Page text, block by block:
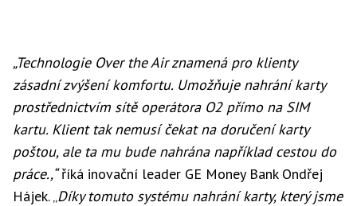
„Technologie Over the Air znamená pro klienty
zásadní zvýšení komfortu. Umožňuje nahrání karty
prostřednictvím sítě operátora O2 přímo na SIM
kartu. Klient tak nemusí čekat na doručení karty
poštou, ale ta mu bude nahrána například cestou do
práce.,“říká inovační leader GE Money Bank Ondřej
Hájek. „Díky tomuto systému nahrání karty, který jsme